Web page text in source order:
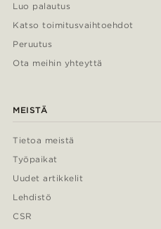
Luo palautus
Katso toimitusvaihtoehdot
Peruutus
Ota meihin yhteyttä
MEISTÄ
Tietoa meistä
Työpaikat
Uudet artikkelit
Lehdistö
CSR